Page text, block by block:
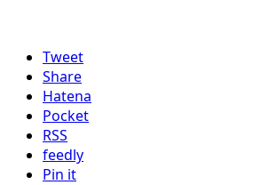
Tweet
Share
Hatena
Pocket
RSS
feedly
Pin it